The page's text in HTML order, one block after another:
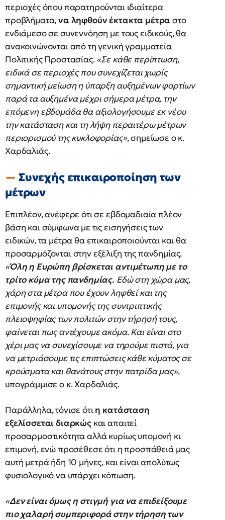
περιοχές όπου παρατηρούνται ιδιαίτερα
προβλήματα,να ληφθούν έκτακτα μέτραστο
ενδιάμεσο σε συνεννόηση με τους ειδικούς, θα
ανακοινώνονται από τη γενική γραμματεία
Πολιτικής Προστασίας.«Σε κάθε περίπτωση,
ειδικά σε περιοχές που συνεχίζεται χωρίς
σημαντική μείωση η ύπαρξη αυξημένων φορτίων
παρά τα αυξημένα μέχρι σήμερα μέτρα, την
επόμενη εβδομάδα θα αξιολογήσουμε εκ νέου
την κατάσταση και τη λήψη περαιτέρω μέτρων
περιορισμού της κυκλοφορίας», σημείωσε ο κ.
Χαρδαλιάς.
Συνεχής επικαιροποίηση των
μέτρων
Επιπλέον, ανέφερε ότι σε εβδομαδιαία πλέον
βάση και σύμφωνα με τις εισηγήσεις των
ειδικών, τα μέτρα θα επικαιροποιούνται και θα
προσαρμόζονται στην εξέλιξη της πανδημίας.
«Όλη η Ευρώπη βρίσκεται αντιμέτωπη με το
τρίτο κύμα της πανδημίας. Εδώ στη χώρα μας,
χάρη στα μέτρα που έχουν ληφθεί και της
επιμονής και υπομονής της συντριπτικής
πλειοψηφίας των πολιτών στην τήρησή τους,
φαίνεται πως αντέχουμε ακόμα. Και είναι στο
χέρι μας να συνεχίσουμε να τηρούμε πιστά, για
να μετριάσουμε τις επιπτώσεις κάθε κύματος σε
κρούσματα και θανάτους στην πατρίδα μας»,
υπογράμμισε ο κ. Χαρδαλιάς.
Παράλληλα, τόνισε ότιη κατάσταση
εξελίσσεται διαρκώςκαι απαιτεί
προσαρμοστικότητα αλλά κυρίως υπομονή κι
επιμονή, ενώ προσέθεσε ότι η προσπάθειά μας
αυτή μετρά ήδη 10 μήνες, και είναι απολύτως
φυσιολογικό να υπάρχει κόπωση.
«Δεν είναι όμως η στιγμή για να επιδείξουμε
πιο χαλαρή συμπεριφορά στην τήρηση των